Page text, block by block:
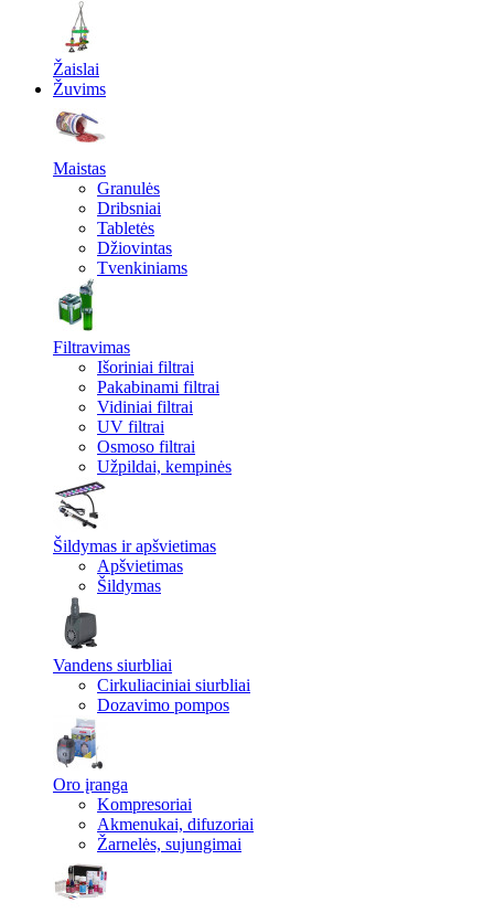
Žaislai
Žuvims
Maistas
Granulės
Dribsniai
Tabletės
Džiovintas
Tvenkiniams
Filtravimas
Išoriniai filtrai
Pakabinami filtrai
Vidiniai filtrai
UV filtrai
Osmoso filtrai
Užpildai, kempinės
Šildymas ir apšvietimas
Apšvietimas
Šildymas
Vandens siurbliai
Cirkuliaciniai siurbliai
Dozavimo pompos
Oro įranga
Kompresoriai
Akmenukai, difuzoriai
Žarnelės, sujungimai